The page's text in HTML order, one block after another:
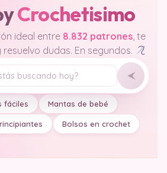
Crochetisimo
ideal entre 8.832 patrones, te
dudas. En segundos.
fáciles Mantas de bebé
Bolsos en crochet